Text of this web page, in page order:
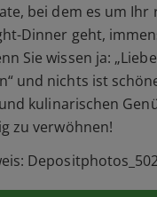
bei dem es um Ihr
Dinner geht,
Sie wissen ja:
und nichts ist
kulinarischen
zu verwöhnen!